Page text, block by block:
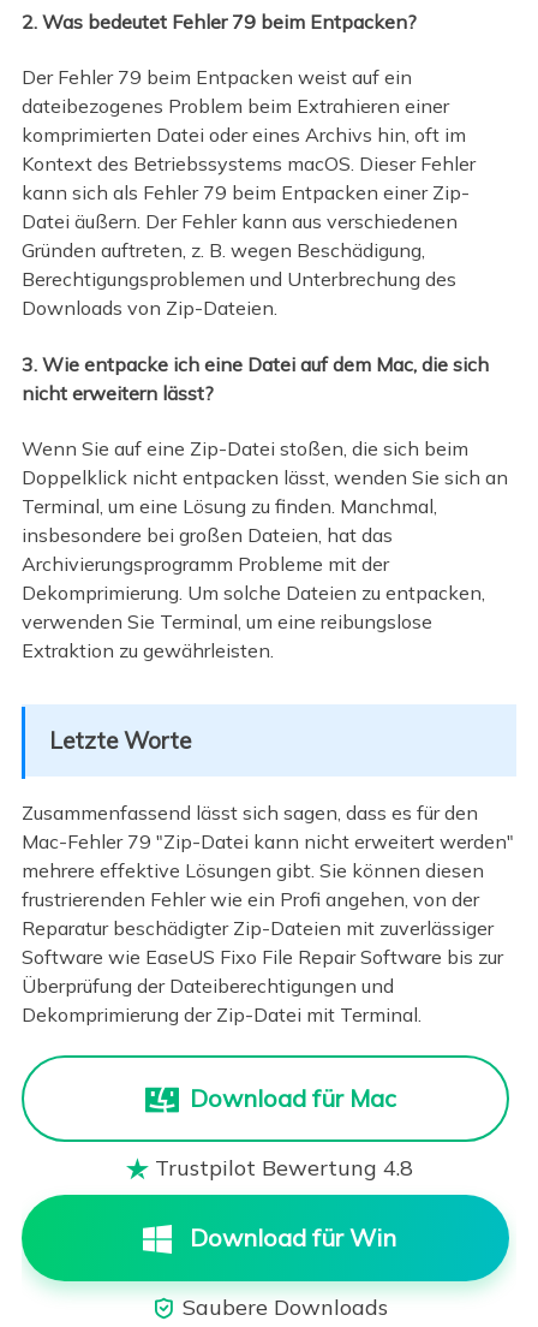
2. Was bedeutet Fehler 79 beim Entpacken?
Der Fehler 79 beim Entpacken weist auf ein
dateibezogenes Problem beim Extrahieren einer
komprimierten Datei oder eines Archivs hin, oft im
Kontext des Betriebssystems macOS. Dieser Fehler
kann sich als Fehler 79 beim Entpacken einer Zip-
Datei äußern. Der Fehler kann aus verschiedenen
Gründen auftreten, z. B. wegen Beschädigung,
Berechtigungsproblemen und Unterbrechung des
Downloads von Zip-Dateien.
3. Wie entpacke ich eine Datei auf dem Mac, die sich
nicht erweitern lässt?
Wenn Sie auf eine Zip-Datei stoßen, die sich beim
Doppelklick nicht entpacken lässt, wenden Sie sich an
Terminal, um eine Lösung zu finden. Manchmal,
insbesondere bei großen Dateien, hat das
Archivierungsprogramm Probleme mit der
Dekomprimierung. Um solche Dateien zu entpacken,
verwenden Sie Terminal, um eine reibungslose
Extraktion zu gewährleisten.
Letzte Worte
Zusammenfassend lässt sich sagen, dass es für den
Mac-Fehler 79 "Zip-Datei kann nicht erweitert werden"
mehrere effektive Lösungen gibt. Sie können diesen
frustrierenden Fehler wie ein Profi angehen, von der
Reparatur beschädigter Zip-Dateien mit zuverlässiger
Software wie EaseUS Fixo File Repair Software bis zur
Überprüfung der Dateiberechtigungen und
Dekomprimierung der Zip-Datei mit Terminal.
Download für Mac
 Trustpilot Bewertung 4.8
Download für Win
 Saubere Downloads